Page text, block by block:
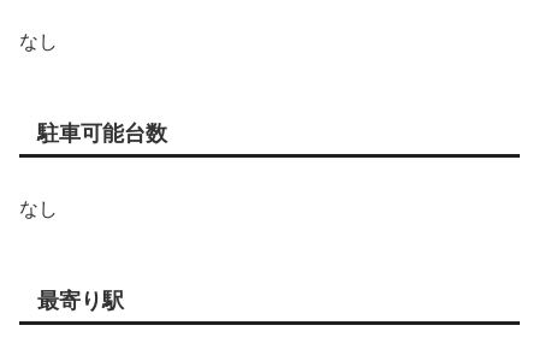
なし
駐車可能台数
なし
最寄り駅